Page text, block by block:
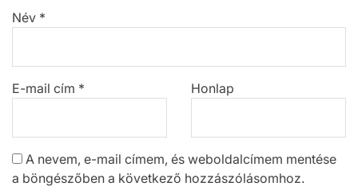
Név *
E-mail cím * Honlap
A nevem, e-mail címem, és weboldalcímem mentése
a böngészőben a következő hozzászólásomhoz.